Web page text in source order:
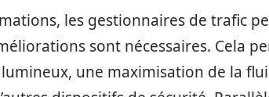
les gestionnaires de trafic
sont nécessaires. Cela
une maximisation de la